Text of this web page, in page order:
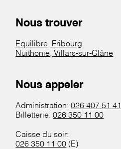
Nous trouver
Equilibre, Fribourg
Nuithonie, Villars-sur-Glâne
Nous appeler
Administration:026 407 51 41
Billetterie:026 350 11 00
Caisse du soir:
026 350 11 00 (E)